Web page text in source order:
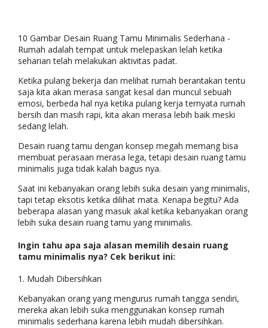
10 Gambar Desain Ruang Tamu Minimalis Sederhana -
Rumah adalah tempat untuk melepaskan lelah ketika
seharian telah melakukan aktivitas padat.
Ketika pulang bekerja dan melihat rumah berantakan tentu
saja kita akan merasa sangat kesal dan muncul sebuah
emosi, berbeda hal nya ketika pulang kerja ternyata rumah
bersih dan masih rapi, kita akan merasa lebih baik meski
sedang lelah.
Desain ruang tamu dengan konsep megah memang bisa
membuat perasaan merasa lega, tetapi desain ruang tamu
minimalis juga tidak kalah bagus nya.
Saat ini kebanyakan orang lebih suka desain yang minimalis,
tapi tetap eksotis ketika dilihat mata. Kenapa begitu? Ada
beberapa alasan yang masuk akal ketika kebanyakan orang
lebih suka desain ruang tamu yang minimalis.
Ingin tahu apa saja alasan memilih desain ruang
tamu minimalis nya? Cek berikut ini:
1. Mudah Dibersihkan
Kebanyakan orang yang mengurus rumah tangga sendiri,
mereka akan lebih suka menggunakan konsep rumah
minimalis sederhana karena lebih mudah dibersihkan.